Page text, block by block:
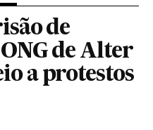
de
de Alter
a protestos